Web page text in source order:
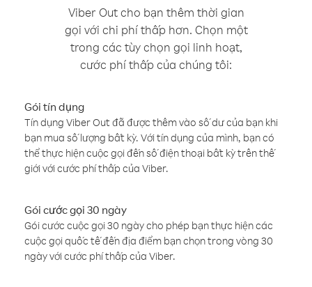
Viber Out cho bạn thêm thời gian
gọi với chi phí thấp hơn. Chọn một
trong các tùy chọn gọi linh hoạt,
cước phí thấp của chúng tôi:
Gói tín dụng
Tín dụng Viber Out đã được thêm vào số dư của bạn khi
bạn mua số lượng bất kỳ. Với tín dụng của mình, bạn có
thể thực hiện cuộc gọi đến số điện thoại bất kỳ trên thế
giới với cước phí thấp của Viber.
Gói cước gọi 30 ngày
Gói cước cuộc gọi 30 ngày cho phép bạn thực hiện các
cuộc gọi quốc tế đến địa điểm bạn chọn trong vòng 30
ngày với cước phí thấp của Viber.